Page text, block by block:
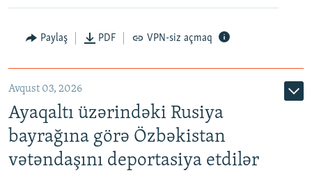
Paylaş PDF VPN-siz açmaq
Avqust 03, 2026
Ayaqaltı üzərindəki Rusiya
bayrağına görə Özbəkistan
vətəndaşını deportasiya etdilər